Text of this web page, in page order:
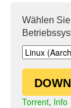
Wählen
Torrent, Info